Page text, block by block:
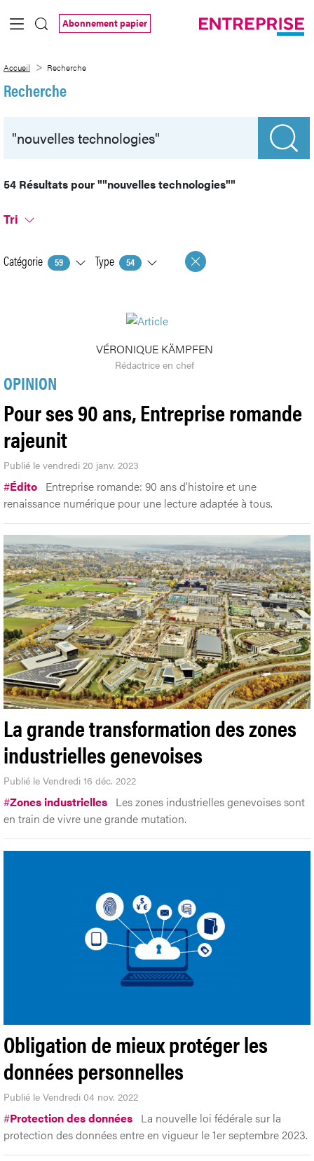
Saut au contenu principal
Abonnement papier
Accueil Recherche
Recherche
54 Résultats pour""nouvelles technologies""
Tri
Catégorie 59 Type 54
VÉRONIQUE KÄMPFEN
Rédactrice en chef
OPINION
Pour ses 90 ans, Entreprise romande
rajeunit
Publié le vendredi 20 janv. 2023
#Édito Entreprise romande: 90 ans d'histoire et une
renaissance numérique pour une lecture adaptée à tous.
La grande transformation des zones
industrielles genevoises
Publié le Vendredi 16 déc. 2022
#Zones industrielles Les zones industrielles genevoises sont
en train de vivre une grande mutation.
Obligation de mieux protéger les
données personnelles
Publié le Vendredi 04 nov. 2022
#Protection des données La nouvelle loi fédérale sur la
protection des données entre en vigueur le 1er septembre 2023.